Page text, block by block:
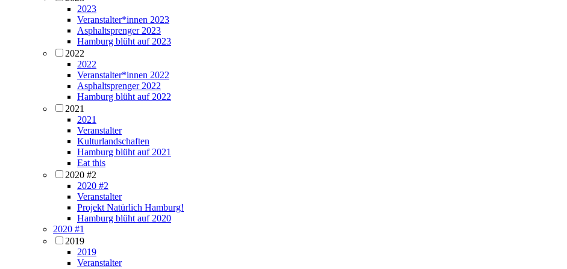
2023
Veranstalter*innen 2023
Asphaltsprenger 2023
Hamburg blüht auf 2023
2022
2022
Veranstalter*innen 2022
Asphaltsprenger 2022
Hamburg blüht auf 2022
2021
2021
Veranstalter
Kulturlandschaften
Hamburg blüht auf 2021
Eat this
2020 #2
2020 #2
Veranstalter
Projekt Natürlich Hamburg!
Hamburg blüht auf 2020
2020 #1
2019
2019
Veranstalter